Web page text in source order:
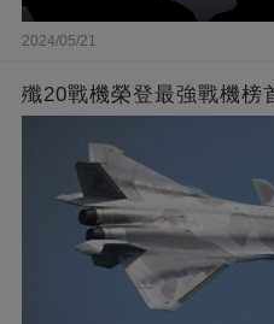
2024/05/21
殲20戰機榮登最強戰機榜